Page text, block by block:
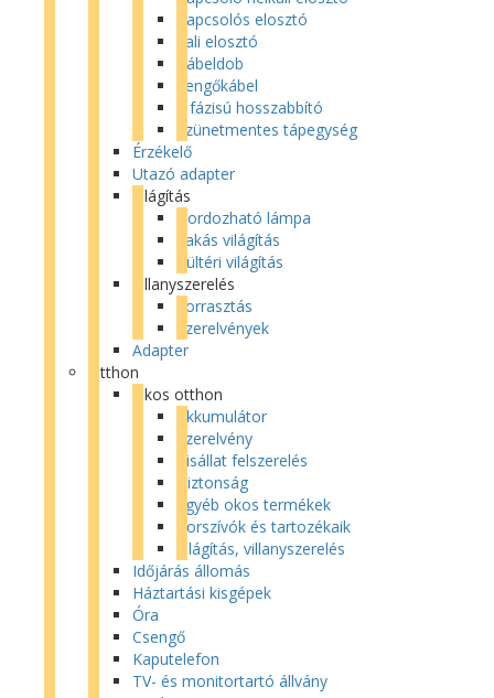
Kapcsolós elosztó
Fali elosztó
Kábeldob
Lengőkábel
3 fázisú hosszabbító
Szünetmentes tápegység
Érzékelő
Utazó adapter
Világítás
Hordozható lámpa
Lakás világítás
Kültéri világítás
Villanyszerelés
Forrasztás
Szerelvények
Adapter
Otthon
Okos otthon
Akkumulátor
Szerelvény
Kisállat felszerelés
Biztonság
Egyéb okos termékek
Porszívók és tartozékaik
Világítás, villanyszerelés
Időjárás állomás
Háztartási kisgépek
Óra
Csengő
Kaputelefon
TV- és monitortartó állvány